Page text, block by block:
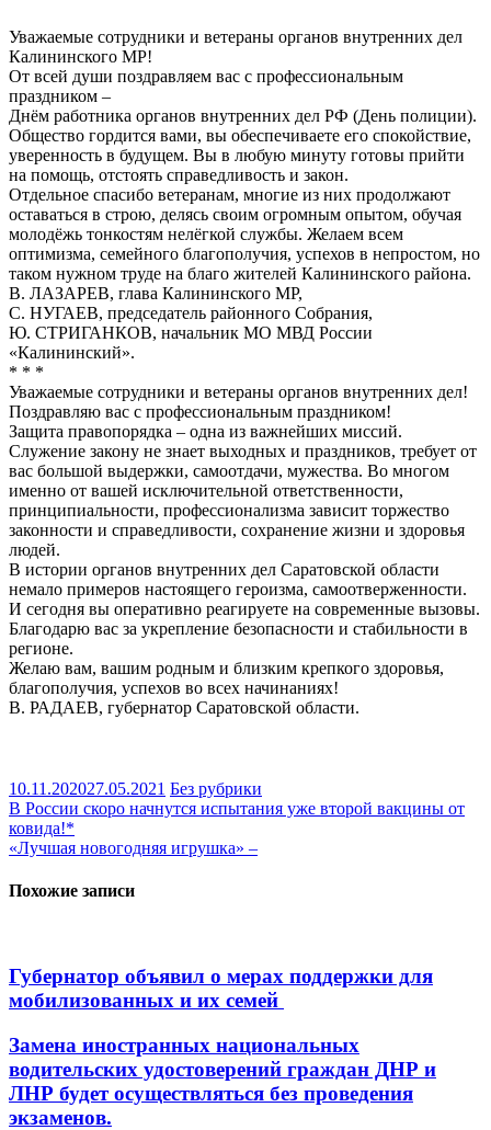
Уважаемые сотрудники и ветераны органов внутренних дел
Калининского МР!
От всей души поздравляем вас с профессиональным
праздником –
Днём работника органов внутренних дел РФ (День полиции).
Общество гордится вами, вы обеспечиваете его спокойствие,
уверенность в будущем. Вы в любую минуту готовы прийти
на помощь, отстоять справедливость и закон.
Отдельное спасибо ветеранам, многие из них продолжают
оставаться в строю, делясь своим огромным опытом, обучая
молодёжь тонкостям нелёгкой службы. Желаем всем
оптимизма, семейного благополучия, успехов в непростом, но
таком нужном труде на благо жителей Калининского района.
В. ЛАЗАРЕВ, глава Калининского МР,
С. НУГАЕВ, председатель районного Собрания,
Ю. СТРИГАНКОВ, начальник МО МВД России
«Калининский».
* * *
Уважаемые сотрудники и ветераны органов внутренних дел!
Поздравляю вас с профессиональным праздником!
Защита правопорядка – одна из важнейших миссий.
Служение закону не знает выходных и праздников, требует от
вас большой выдержки, самоотдачи, мужества. Во многом
именно от вашей исключительной ответственности,
принципиальности, профессионализма зависит торжество
законности и справедливости, сохранение жизни и здоровья
людей.
В истории органов внутренних дел Саратовской области
немало примеров настоящего героизма, самоотверженности.
И сегодня вы оперативно реагируете на современные вызовы.
Благодарю вас за укрепление безопасности и стабильности в
регионе.
Желаю вам, вашим родным и близким крепкого здоровья,
благополучия, успехов во всех начинаниях!
В. РАДАЕВ, губернатор Саратовской области.
10.11.202027.05.2021 Без рубрики
Навигация
по
В России скоро начнутся испытания уже второй вакцины от
ковида!*
«Лучшая новогодняя игрушка» –
Похожие записи
Губернатор объявил о мерах поддержки для
мобилизованных и их семей
Замена иностранных национальных
водительских удостоверений граждан ДНР и
ЛНР будет осуществляться без проведения
экзаменов.